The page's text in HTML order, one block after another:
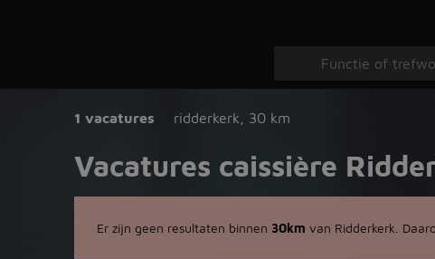
1 vacatures ridderkerk 30 km
Vacatures caissière
Er zijn geen resultaten binnen 30km van Ridderkerk.